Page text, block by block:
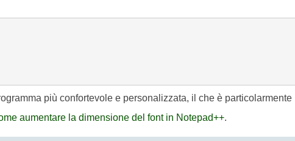
più confortevole e personalizzata, il che è
aumentare la dimensione del font in Notepad++.